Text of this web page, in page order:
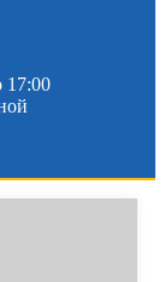
17:00